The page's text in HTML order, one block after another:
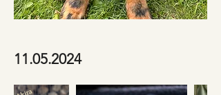
11.05.2024